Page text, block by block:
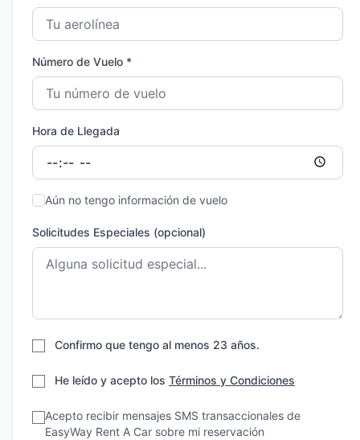
Número de Vuelo *
Hora de Llegada
Aún no tengo información de vuelo
Solicitudes Especiales (opcional)
Confirmo que tengo al menos 23 años.
He leído y acepto los Términos y Condiciones
Acepto recibir mensajes SMS transaccionales de
EasyWay Rent A Car sobre mi reservación